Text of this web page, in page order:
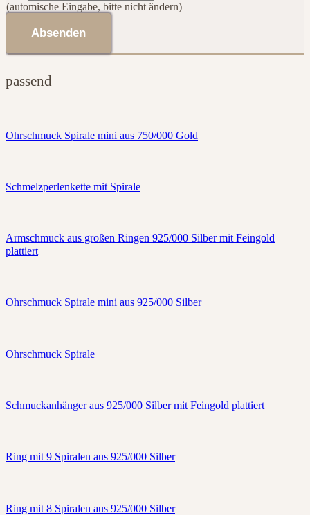
(automische Eingabe, bitte nicht ändern)
Absenden
passend
Ohrschmuck Spirale mini aus 750/000 Gold
Schmelzperlenkette mit Spirale
Armschmuck aus großen Ringen 925/000 Silber mit Feingold
plattiert
Ohrschmuck Spirale mini aus 925/000 Silber
Ohrschmuck Spirale
Schmuckanhänger aus 925/000 Silber mit Feingold plattiert
Ring mit 9 Spiralen aus 925/000 Silber
Ring mit 8 Spiralen aus 925/000 Silber